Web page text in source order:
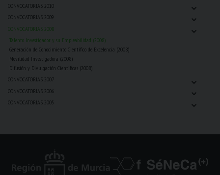
CONVOCATORIAS 2010 ⌄
CONVOCATORIAS 2009 ⌄
CONVOCATORIAS 2008 ⌄
Talento Investigador y su Empleabilidad (2008)
Generación de Conocimiento Científico de Excelencia (2008)
Movilidad Investigadora (2008)
Difusión y Divulgación Cientificas (2008)
CONVOCATORIAS 2007
⌄
CONVOCATORIAS 2006 ⌄
CONVOCATORIAS 2005 ⌄